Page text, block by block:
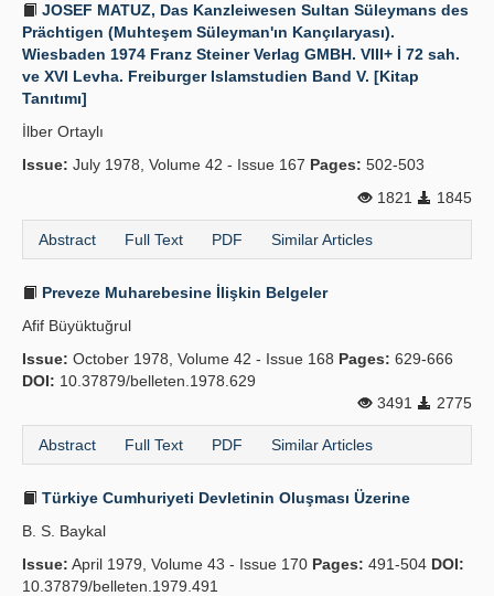
JOSEF MATUZ, Das Kanzleiwesen Sultan Süleymans des
Prächtigen (Muhteşem Süleyman'ın Kançılaryası).
Wiesbaden 1974 Franz Steiner Verlag GMBH. VIII+ İ 72 sah.
ve XVI Levha. Freiburger Islamstudien Band V. [Kitap
Tanıtımı]
İlber Ortaylı
Issue: July 1978, Volume 42 - Issue 167 Pages: 502-503
1821
1845
Abstract Full Text PDF Similar Articles
Preveze Muharebesine İlişkin Belgeler
Afif Büyüktuğrul
Issue: October 1978, Volume 42 - Issue 168 Pages: 629-666
DOI: 10.37879/belleten.1978.629
3491
2775
Abstract Full Text PDF Similar Articles
Türkiye Cumhuriyeti Devletinin Oluşması Üzerine
B. S. Baykal
Issue: April 1979, Volume 43 - Issue 170 Pages: 491-504 DOI:
10.37879/belleten.1979.491